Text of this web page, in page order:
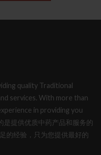
quality Traditional
services. With more than
in providing you
提供优质中药产品和服务的
的经验，只为您提供最好的